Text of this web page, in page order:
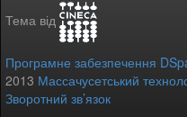
Тема від
Програмне забезпечення
2013 Массачусетський
Зворотний зв’язок